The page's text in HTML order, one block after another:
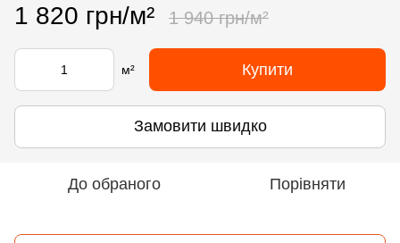
1 820 грн/м² 1 940 грн/м²
м² Купити
Замовити швидко
До обраного Порівняти